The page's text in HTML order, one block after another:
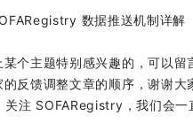
数据推送机制详解
个主题特别感兴趣的，可以留
反馈调整文章的顺序，谢谢大
注 SOFARegistry，我们会一